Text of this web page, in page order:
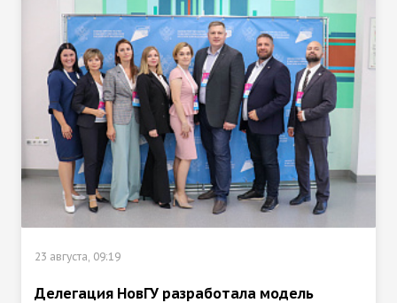
23 августа, 09:19
Делегация НовГУ разработала модель